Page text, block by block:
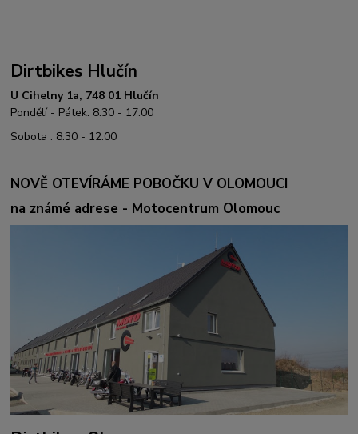
Dirtbikes Hlučín
U Cihelny 1a, 748 01 Hlučín
Pondělí - Pátek: 8:30 - 17:00
Sobota : 8:30 - 12:00
NOVĚ OTEVÍRÁME POBOČKU V OLOMOUCI
na známé adrese - Motocentrum Olomouc